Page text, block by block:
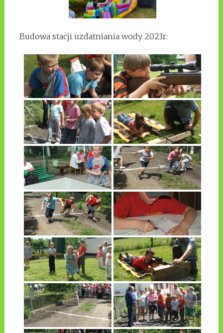
Budowa stacji uzdatniania wody 2023r: